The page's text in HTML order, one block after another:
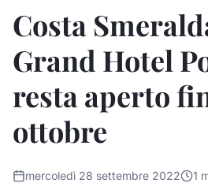
Costa
Grand Hotel
resta aperto
ottobre
mercoledì 28 settembre 2022 1